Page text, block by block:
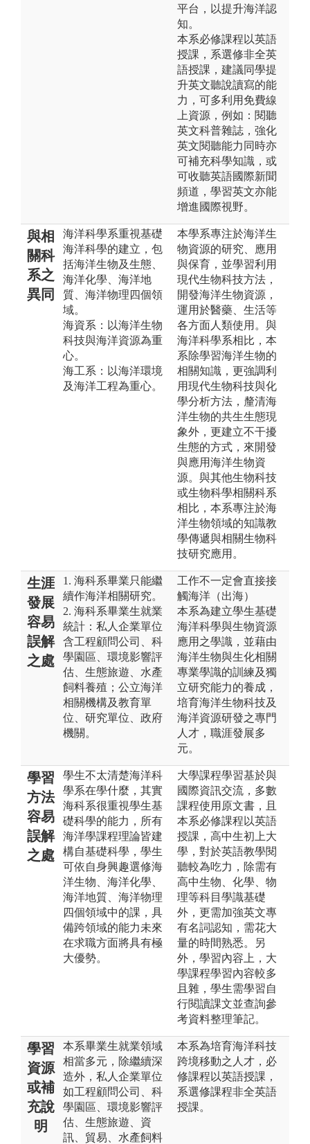
平台，以提升海洋認
知。
本系必修課程以英語
授課，系選修非全英
語授課，建議同學提
升英文聽說讀寫的能
力，可多利用免費線
上資源，例如：閱聽
英文科普雜誌，強化
英文閱聽能力同時亦
可補充科學知識，或
可收聽英語國際新聞
頻道，學習英文亦能
增進國際視野。
與相
關科
系之
異同
海洋科學系重視基礎
海洋科學的建立，包
括海洋生物及生態、
海洋化學、海洋地
質、海洋物理四個領
域。
海資系：以海洋生物
科技與海洋資源為重
心。
海工系：以海洋環境
及海洋工程為重心。
本學系專注於海洋生
物資源的研究、應用
與保育，並學習利用
現代生物科技方法，
開發海洋生物資源，
運用於醫藥、生活等
各方面人類使用。與
海洋科學系相比，本
系除學習海洋生物的
相關知識，更強調利
用現代生物科技與化
學分析方法，釐清海
洋生物的共生生態現
象外，更建立不干擾
生態的方式，來開發
與應用海洋生物資
源。與其他生物科技
或生物科學相關科系
相比，本系專注於海
洋生物領域的知識教
學傳遞與相關生物科
技研究應用。
生涯
發展
容易
誤解
之處
1. 海科系畢業只能繼
續作海洋相關研究。
2. 海科系畢業生就業
統計：私人企業單位
含工程顧問公司、科
學園區、環境影響評
估、生態旅遊、水產
飼料養殖；公立海洋
相關機構及教育單
位、研究單位、政府
機關。
工作不一定會直接接
觸海洋（出海）
本系為建立學生基礎
海洋科學與生物資源
應用之學識，並藉由
海洋生物與生化相關
專業學識的訓練及獨
立研究能力的養成，
培育海洋生物科技及
海洋資源研發之專門
人才，職涯發展多
元。
學習
方法
容易
誤解
之處
學生不太清楚海洋科
學系在學什麼，其實
海科系很重視學生基
礎科學的能力，所有
海洋學課程理論皆建
構自基礎科學，學生
可依自身興趣選修海
洋生物、海洋化學、
海洋地質、海洋物理
四個領域中的課，具
備跨領域的能力未來
在求職方面將具有極
大優勢。
大學課程學習基於與
國際資訊交流，多數
課程使用原文書，且
本系必修課程以英語
授課，高中生初上大
學，對於英語教學閱
聽較為吃力，除需有
高中生物、化學、物
理等科目學識基礎
外，更需加強英文專
有名詞認知，需花大
量的時間熟悉。另
外，學習內容上，大
學課程學習內容較多
且雜，學生需學習自
行閱讀課文並查詢參
考資料整理筆記。
學習
資源
或補
充說
明
本系畢業生就業領域
相當多元，除繼續深
造外，私人企業單位
如工程顧問公司、科
學園區、環境影響評
估、生態旅遊、資
訊、貿易、水產飼料
本系為培育海洋科技
跨境移動之人才，必
修課程以英語授課，
系選修課程非全英語
授課。